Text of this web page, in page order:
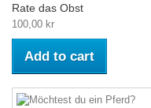
Rate das Obst
100,00 kr
Add to cart